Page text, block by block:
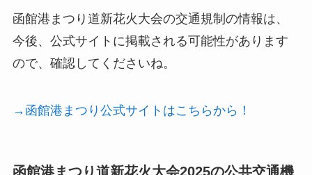
函館港まつり道新花火大会の交通規制の情報は、
今後、公式サイトに掲載される可能性があります
ので、確認してくださいね。
→函館港まつり公式サイトはこちらから！
函館港まつり道新花火大会2025の公共交通機